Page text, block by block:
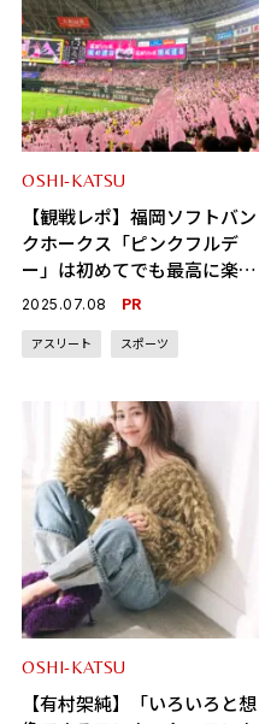
OSHI-KATSU
【観戦レポ】福岡ソフトバン
クホークス「ピンクフルデ
ー」は初めてでも最高に楽し
めた！
2025.07.08 PR
アスリート スポーツ
OSHI-KATSU
【有村架純】「いろいろと想